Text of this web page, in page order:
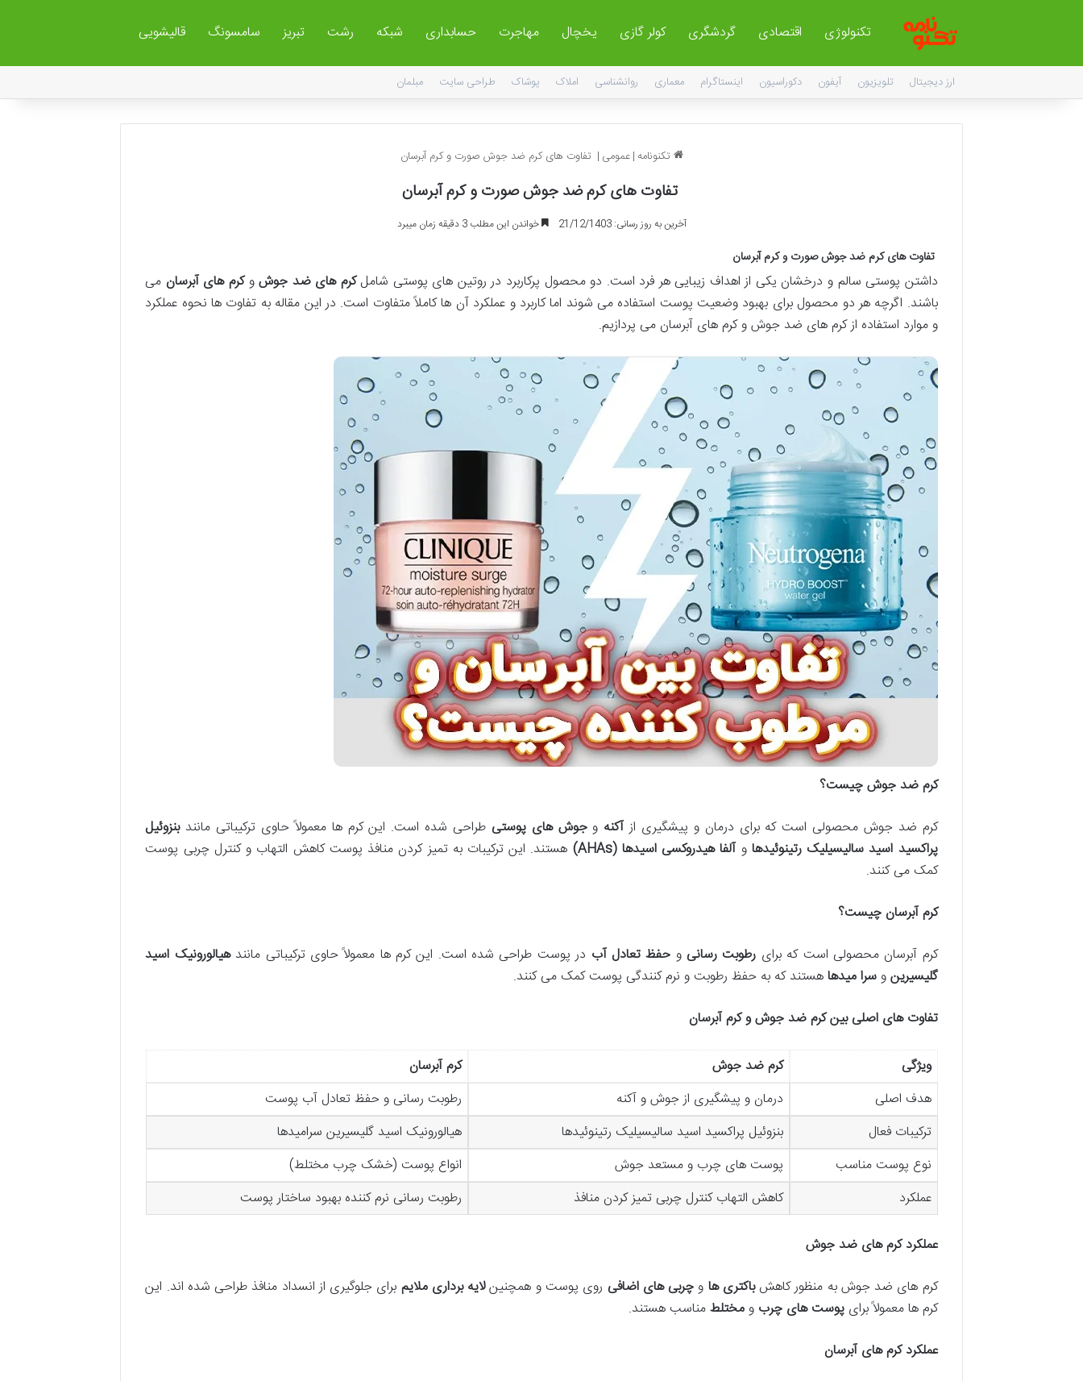
تکنولوژی اقتصادی گردشگری کولر گازی یخچال مهاجرت حسابداری شبکه رشت تبریز سامسونگ قالیشویی
ارز دیجیتال تلویزیون آیفون دکوراسیون اینستاگرام معماری روانشناسی املاک پوشاک طراحی سایت مبلمان
تکنونامه | عمومی | تفاوت های کرم ضد جوش صورت و کرم آبرسان
تفاوت های کرم ضد جوش صورت و کرم آبرسان
آخرین به روز رسانی: 21/12/1403 خواندن این مطلب 3 دقیقه زمان میبرد
تفاوت های کرم ضد جوش صورت و کرم آبرسان
داشتن پوستی سالم و درخشان یکی از اهداف زیبایی هر فرد است. دو محصول پرکاربرد در روتین های پوستی شاملکرم های ضد جوشوکرم های آبرسان می
باشند. اگرچه هر دو محصول برای بهبود وضعیت پوست استفاده می شوند اما کاربرد و عملکرد آن ها کاملاً متفاوت است. در این مقاله به تفاوت ها نحوه عملکرد
و موارد استفاده از کرم های ضد جوش و کرم های آبرسان می پردازیم.
کرم ضد جوش چیست؟
کرم ضد جوش محصولی است که برای درمان و پیشگیری ازآکنه وجوش های پوستی طراحی شده است. این کرم ها معمولاً حاوی ترکیباتی مانندبنزوئیل
پراکسید اسید سالیسیلیک رتینوئیدها وآلفا هیدروکسی اسیدها (AHAs)
هستند. این ترکیبات به تمیز کردن منافذ پوست کاهش التهاب و کنترل چربی پوست
کمک می کنند.
کرم آبرسان چیست؟
کرم آبرسان محصولی است که برای رطوبت رسانیو حفظ تعادل آب در پوست طراحی شده است. این کرم ها معمولاً حاوی ترکیباتی مانندهیالورونیک اسید
گلیسیرینوسرا میدهاهستند که به حفظ رطوبت و نرم کنندگی پوست کمک می کنند.
تفاوت های اصلی بین کرم ضد جوش و کرم آبرسان
ویژگی کرم ضد جوش
کرم آبرسان
هدف اصلی
درمان و پیشگیری از جوش و آکنه
رطوبت رسانی و حفظ تعادل آب پوست
ترکیبات فعال
بنزوئیل پراکسید اسید سالیسیلیک رتینوئیدها
هیالورونیک اسید گلیسیرین سرامیدها
نوع پوست مناسب
پوست های چرب و مستعد جوش
انواع پوست (خشک چرب مختلط)
عملکرد
کاهش التهاب کنترل چربی تمیز کردن منافذ رطوبت رسانی نرم کننده بهبود ساختار پوست
عملکرد کرم های ضد جوش
کرم های ضد جوش به منظور کاهشباکتری ها وچربی های اضافی روی پوست و همچنینلایه برداری ملایم برای جلوگیری از انسداد منافذ طراحی شده اند. این
کرم ها معمولاً برایپوست های چرب ومختلطمناسب هستند.
عملکرد کرم های آبرسان